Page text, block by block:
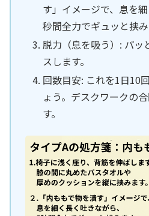
す」イメージで、息を
秒間全力でギュッと挟み
脱力（息を吸う）: パッ
スします。
回数目安: これを1日10
ょう。デスクワークの
す。